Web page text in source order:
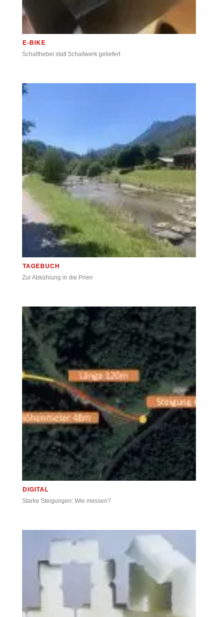
E-BIKE
Schalthebel statt Schaltwerk geliefert
TAGEBUCH
Zur Abkühlung in die Prien
DIGITAL
Starke Steigungen: Wie messen?